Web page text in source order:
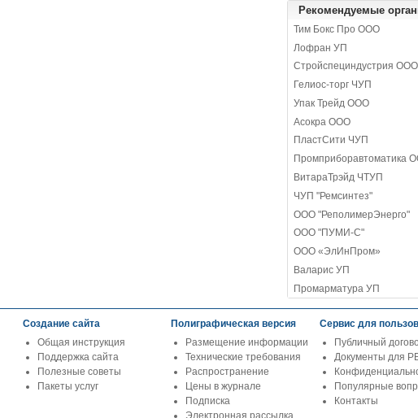
Рекомендуемые
Тим Бокс Про ООО
Лофран УП
Стройспециндустрия ООО
Гелиос-торг ЧУП
Упак Трейд ООО
Асокра ООО
ПластСити ЧУП
Промприборавтоматика
ВитараТрэйд ЧТУП
ЧУП "Ремсинтез"
ООО "РеполимерЭнерго"
ООО "ПУМИ-С"
ООО «ЭлИнПром»
Валарис УП
Промарматура УП
Создание сайта
Общая инструкция
Поддержка сайта
Полезные советы
Пакеты услуг
Полиграфическая версия
Размещение информации
Технические требования
Распространение
Цены в журнале
Подписка
Электронная рассылка
Сервис для
Публичный
Документы для
Популярные
Контакты